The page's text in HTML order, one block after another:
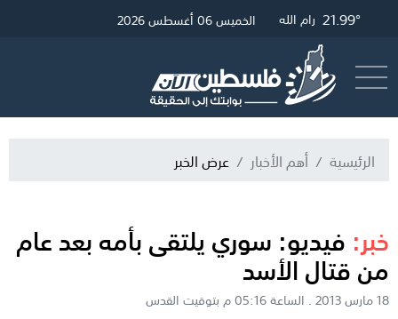
28.29° غزة 21.68° القدس 21.99° رام الله الخميس 06 أغسطس 2026
الرئيسية أهم الأخبار عرض الخبر
خبر: فيديو: سوري يلتقى بأمه بعد عام
من قتال الأسد
18 مارس 2013 . الساعة 05:16 م بتوقيت القدس